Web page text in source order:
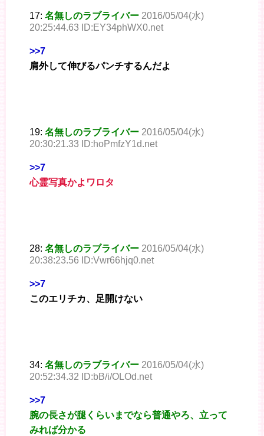
17: 名無しのラブライバー 2016/05/04(水)
20:25:44.63 ID:EY34phWX0.net
>>7
肩外して伸びるパンチするんだよ
19: 名無しのラブライバー 2016/05/04(水)
20:30:21.33 ID:hoPmfzY1d.net
>>7
心霊写真かよワロタ
28: 名無しのラブライバー 2016/05/04(水)
20:38:23.56 ID:Vwr66hjq0.net
>>7
このエリチカ、足開けない
34: 名無しのラブライバー 2016/05/04(水)
20:52:34.32 ID:bB/i/OLOd.net
>>7
腕の長さが腿くらいまでなら普通やろ、立って
みれば分かる